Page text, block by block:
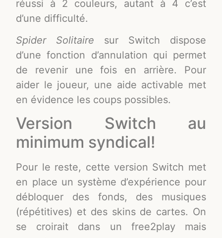
réussi à 2 couleurs, autant à 4 c’est
d’une difficulté.
Spider Solitaire sur Switch dispose
d’une fonction d’annulation qui permet
de revenir une fois en arrière. Pour
aider le joueur, une aide activable met
en évidence les coups possibles.
Version Switch au
minimum syndical!
Pour le reste, cette version Switch met
en place un système d’expérience pour
débloquer des fonds, des musiques
(répétitives) et des skins de cartes. On
se croirait dans un free2play mais